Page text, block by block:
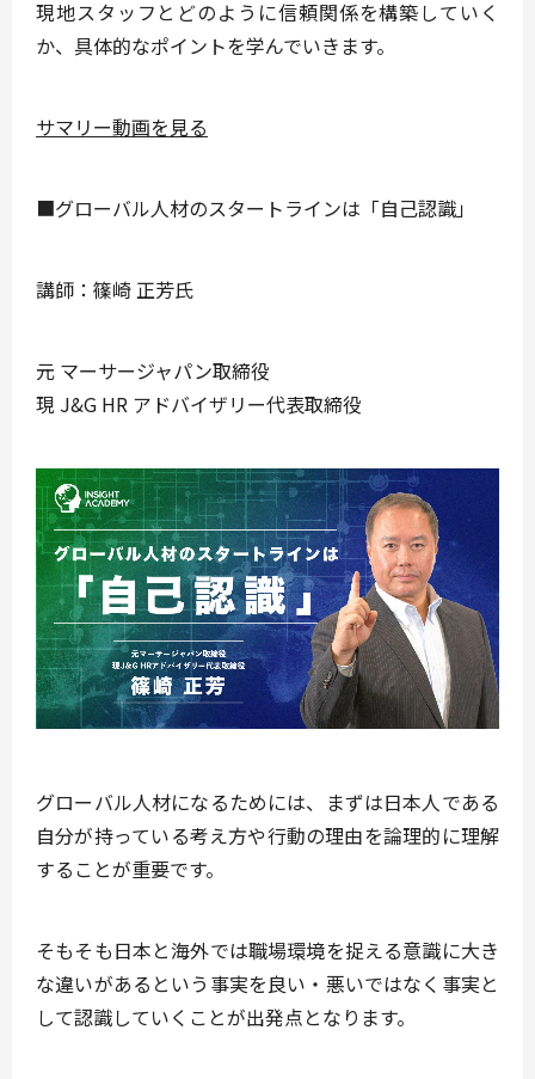
現地スタッフとどのように信頼関係を構築していく
か、具体的なポイントを学んでいきます。
サマリー動画を見る
■グローバル人材のスタートラインは「自己認識」
講師：篠崎 正芳氏
元 マーサージャパン取締役
現 J&G HR アドバイザリー代表取締役
グローバル人材になるためには、まずは日本人である
自分が持っている考え方や行動の理由を論理的に理解
する ことが重要です。
そもそも日本と海外では職場環境を捉える意識に大き
な違いがあるという事実を良い・悪いではなく事実と
して認識していくことが出発点となります。